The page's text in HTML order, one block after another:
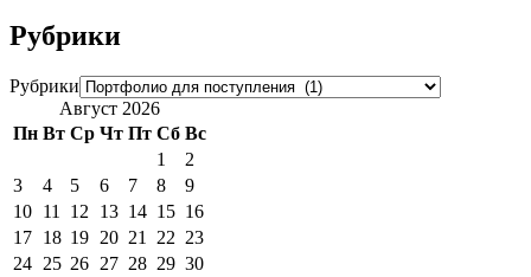
Рубрики
Рубрики
Август 2026
Пн Вт Ср Чт Пт Сб Вс
1
2
3
4 5 6 7 8
9
10 11 12 13 14 15 16
17 18 19 20 21 22 23
24 25 26 27 28 29 30